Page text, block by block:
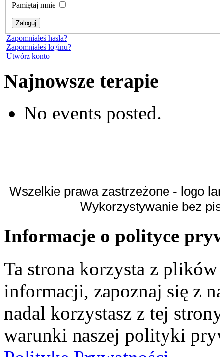
Pamiętaj mnie
Zapomniałeś hasła?
Zapomniałeś loginu?
Utwórz konto
Najnowsze terapie
No events posted.
Wszelkie prawa zastrzeżone - logo
Wykorzystywanie bez
Informacje o polityce
Ta strona korzysta z
informacji, zapoznaj się z
nadal korzystasz z tej
warunki naszej polityki